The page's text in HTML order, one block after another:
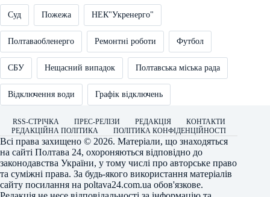
Суд Пожежа НЕК"Укренерго"
Полтаваобленерго Ремонтні роботи Футбол
СБУ Нещасний випадок Полтавська міська рада
Відключення води Графік відключень
RSS-СТРІЧКА ПРЕС-РЕЛІЗИ РЕДАКЦІЯ
КОНТАКТИ
РЕДАКЦІЙНА ПОЛІТИКА
ПОЛІТИКА КОНФІДЕНЦІЙНОСТІ
Всі права захищено © 2026. Матеріали, що знаходяться
на сайті Полтава 24, охороняються відповідно до
законодавства України, у тому числі про авторське право
та суміжні права. За будь-якого використання матеріалів
сайту посилання на poltava24.com.ua обов'язкове.